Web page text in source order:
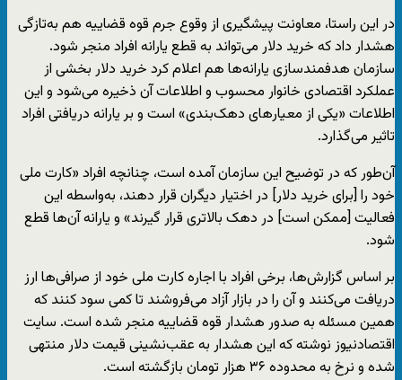
در این راستا، معاونت پیشگیری از وقوع جرم قوه قضاییه هم به‌تازگی
هشدار داد که خرید دلار می‌تواند به قطع یارانه افراد منجر شود.
سازمان هدفمندسازی یارانه‌ها هم اعلام کرد خرید دلار بخشی از
عملکرد اقتصادی خانوار محسوب و اطلاعات آن ذخیره می‌شود و این
اطلاعات «یکی از معیارهای دهک‌بندی» است و بر یارانه دریافتی افراد
تاثیر می‌گذارد.
آن‌طور که در توضیح این سازمان آمده است، چنانچه افراد «کارت ملی
خود را [برای خرید دلار] در اختیار دیگران قرار دهند، به‌واسطه این
فعالیت [ممکن است] در دهک بالاتری قرار گیرند» و یارانه آن‌ها قطع
شود.
بر اساس گزارش‌ها، برخی افراد با اجاره کارت ملی خود از صرافی‌ها ارز
دریافت می‌کنند و آن را در بازار آزاد می‌فروشند تا کمی سود کنند که
همین مسئله به صدور هشدار قوه قضاییه منجر شده است. سایت
اقتصادنیوز نوشته که این هشدار به عقب‌نشینی قیمت دلار منتهی
شده و نرخ به محدوده ۳۶ هزار تومان بازگشته است.